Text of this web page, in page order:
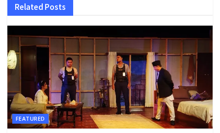
Related Posts
FEATURED